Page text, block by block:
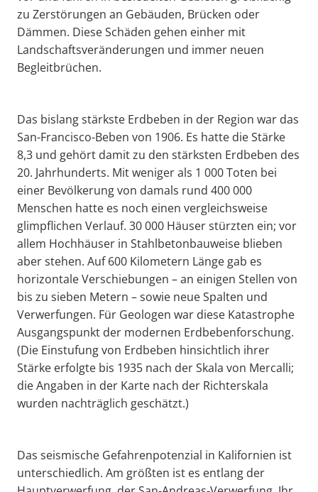
zu Zerstörungen an Gebäuden, Brücken oder
Dämmen. Diese Schäden gehen einher mit
Landschaftsveränderungen und immer neuen
Begleitbrüchen.
Das bislang stärkste Erdbeben in der Region war das
San-Francisco-Beben von 1906. Es hatte die Stärke
8,3 und gehört damit zu den stärksten Erdbeben des
20. Jahrhunderts. Mit weniger als 1 000 Toten bei
einer Bevölkerung von damals rund 400 000
Menschen hatte es noch einen vergleichsweise
glimpflichen Verlauf. 30 000 Häuser stürzten ein; vor
allem Hochhäuser in Stahlbetonbauweise blieben
aber stehen. Auf 600 Kilometern Länge gab es
horizontale Verschiebungen – an einigen Stellen von
bis zu sieben Metern – sowie neue Spalten und
Verwerfungen. Für Geologen war diese Katastrophe
Ausgangspunkt der modernen Erdbebenforschung.
(Die Einstufung von Erdbeben hinsichtlich ihrer
Stärke erfolgte bis 1935 nach der Skala von Mercalli;
die Angaben in der Karte nach der Richterskala
wurden nachträglich geschätzt.)
Das seismische Gefahrenpotenzial in Kalifornien ist
unterschiedlich. Am größten ist es entlang der